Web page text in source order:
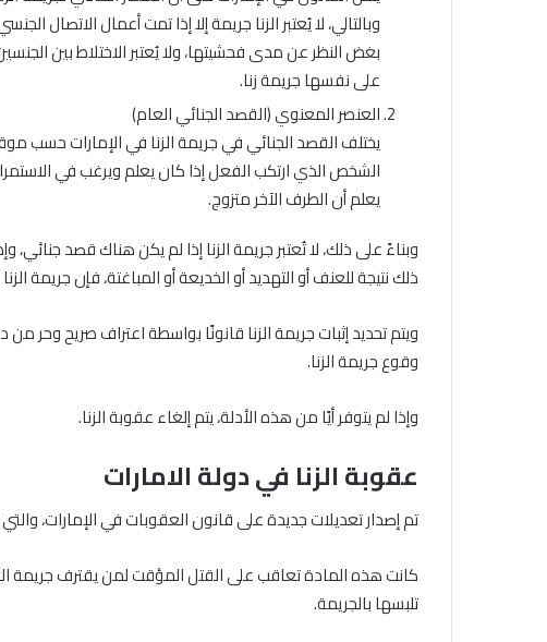
وبالتالي، لا يُعتبر الزنا جريمة إلا إذا تمت أعمال الاتصال
بغض النظر عن مدى فحشيتها، ولا يُعتبر الاختلاط بين
على نفسها جريمة زنا.
العنصر المعنوي (القصد الجنائي العام)
يختلف القصد الجنائي في جريمة الزنا في الإمارات حسب
الشخص الذي ارتكب الفعل إذا كان يعلم ويرغب في
يعلم أن الطرف الآخر متزوج.
وبناءً على ذلك، لا تُعتبر جريمة الزنا إذا لم يكن هناك قصد
ذلك نتيجة للعنف أو التهديد أو الخديعة أو المباغتة، فإن جريمة
ويتم تحديد إثبات جريمة الزنا قانونًا بواسطة اعتراف صريح
وقوع جريمة الزنا.
وإذا لم يتوفر أيًا من هذه الأدلة، يتم إلغاء عقوبة الزنا.
عقوبة الزنا في دولة الامارات
تم إصدار تعديلات جديدة على قانون العقوبات في الإمارات، والتي تتضمن إلغاء المادة
كانت هذه المادة تعاقب على القتل المؤقت لمن يقترف جريمة
تلبسها بالجريمة.